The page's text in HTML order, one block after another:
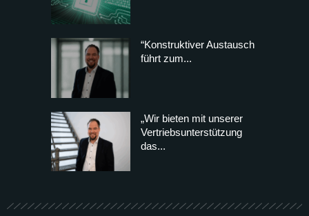
“Konstruktiver Austausch
führt zum...
„Wir bieten mit unserer
Vertriebsunterstützung
das...